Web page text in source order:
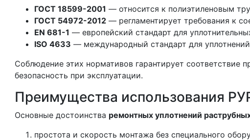
ГОСТ 18599-2001 — относится к полиэтиленовым
ГОСТ 54972-2012 — регламентирует требования к
EN 681-1 — европейский стандарт для
ISO 4633 — международный стандарт для
Соблюдение этих нормативов гарантирует соответствие
безопасность при эксплуатации.
Преимущества использования
Основные достоинства ремонтных уплотнений
простота и скорость монтажа без специального